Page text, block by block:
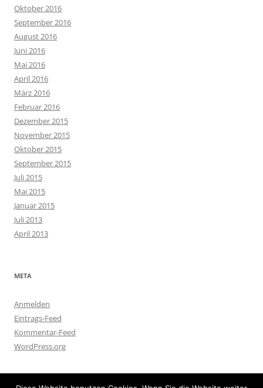
Oktober 2016
September 2016
August 2016
Juni 2016
Mai 2016
April 2016
März 2016
Februar 2016
Dezember 2015
November 2015
Oktober 2015
September 2015
Juli 2015
Mai 2015
Januar 2015
Juli 2013
April 2013
META
Anmelden
Eintrags-Feed
Kommentar-Feed
WordPress.org